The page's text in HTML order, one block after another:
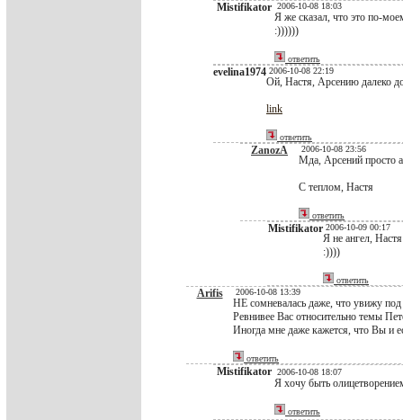
Mistifikator 2006-10-08 18:03
Я же сказал, что это по-
:))))))
ответить
evelina1974 2006-10-08 22:19
Ой, Настя, Арсению далеко
link
ответить
ZanozA 2006-10-08 23:56
Мда, Арсений просто
С теплом, Настя
ответить
Mistifikator 2006-10-09 00:17
Я не ангел,
:))))
ответить
Arifis 2006-10-08 13:39
НЕ сомневалась даже, что увижу
Ревнивее Вас относительно темы
Иногда мне даже кажется, что Вы и
ответить
Mistifikator 2006-10-08 18:07
Я хочу быть
ответить